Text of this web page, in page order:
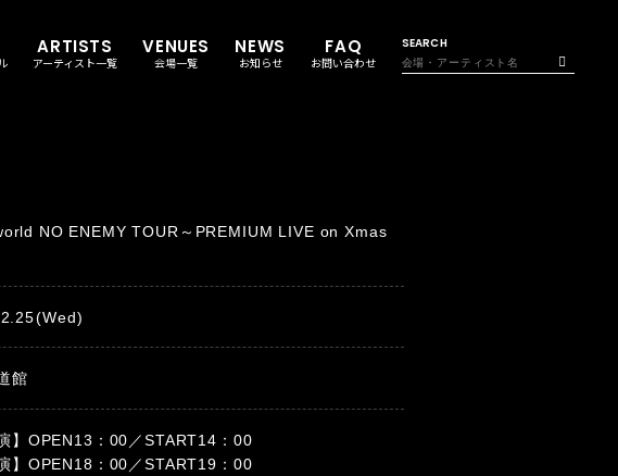
ARTISTS
アーティスト一覧
VENUES
会場一覧
NEWS
お知らせ
FAQ
お問い合わせ
SEARCH
NO ENEMY TOUR～PREMIUM LIVE on Xmas
(Wed)
館
演】OPEN13：00／START14：00
演】OPEN18：00／START19：00